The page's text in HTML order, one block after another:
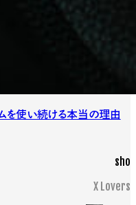
を使い続ける本当の理由
sho
X Lovers